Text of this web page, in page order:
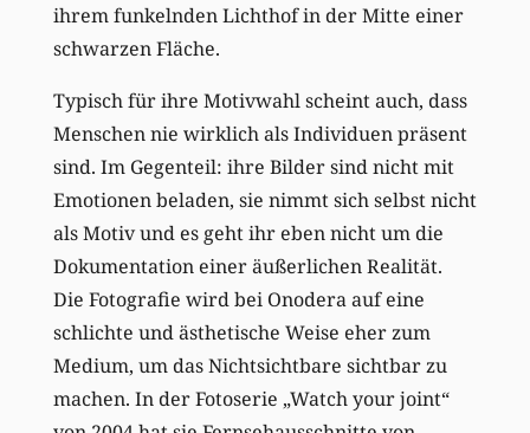
ihrem funkelnden Lichthof in der Mitte einer
schwarzen Fläche.
Typisch für ihre Motivwahl scheint auch, dass
Menschen nie wirklich als Individuen präsent
sind. Im Gegenteil: ihre Bilder sind nicht mit
Emotionen beladen, sie nimmt sich selbst nicht
als Motiv und es geht ihr eben nicht um die
Dokumentation einer äußerlichen Realität.
Die Fotografie wird bei Onodera auf eine
schlichte und ästhetische Weise eher zum
Medium, um das Nichtsichtbare sichtbar zu
machen. In der Fotoserie „Watch your joint“